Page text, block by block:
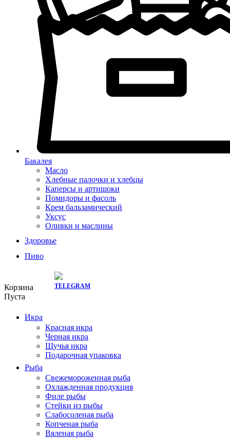
Бакалея
Масло
Хлебные палочки и хлебцы
Каперсы и артишоки
Помидоры и фасоль
Крем бальзамический
Уксус
Оливки и маслины
Здоровье
Пиво
Корзина
Пуста
Икра
Красная икра
Черная икра
Щучья икра
Подарочная упаковка
Рыба
Свежемороженная рыба
Охлажденная продукция
Филе рыбы
Стейки из рыбы
Слабосоленая рыба
Копченая рыба
Вяленая рыба